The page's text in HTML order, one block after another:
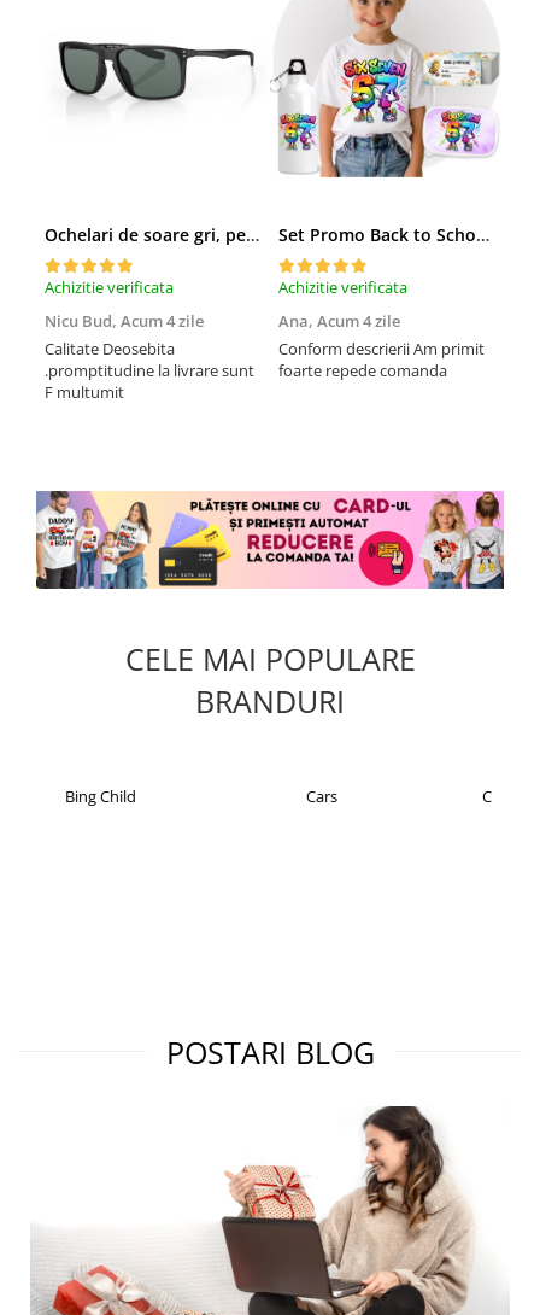
Ochelari de soare gri, pentru barbati, Daniel Klein Sunglasses, DK3250-2
Achizitie verificata
Nicu Bud, Acum 4 zile
Calitate Deosebita
.promptitudine la livrare sunt
F multumit
Set Promo Back to School Six Seven 67 – Tricou + Cutie + Bidon Personalizat pentru copilul tău
Achizitie verificata
Ana, Acum 4 zile
Conform descrierii Am primit
foarte repede comanda
CELE MAI POPULARE
BRANDURI
Christian Laurent
POSTARI BLOG